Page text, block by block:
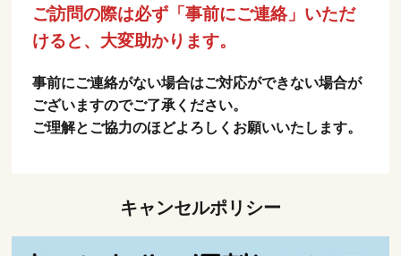
ご訪問の際は必ず「事前にご連絡」いただ
けると、大変助かります。
事前にご連絡がない場合はご対応ができない場合が
ございますのでご了承ください。
ご理解とご協力のほどよろしくお願いいたします。
キャンセルポリシー